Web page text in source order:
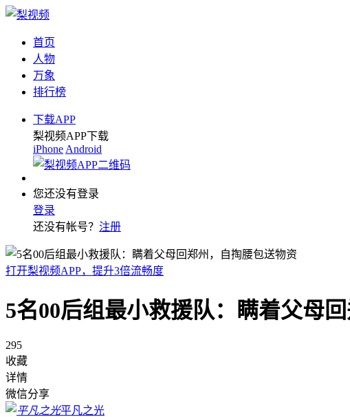
首页
人物
万象
排行榜
下载APP
梨视频APP下载
iPhone Android
您还没有登录
登录
还没有帐号？ 注册
打开梨视频APP，提升3倍流畅度
5名00后组最小救援队：瞒着父母
295
收藏
详情
微信分享
平凡之光